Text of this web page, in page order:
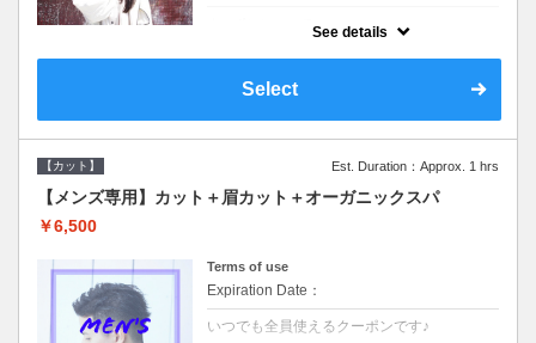
ら修復し美髪へと導く最新4stepトリートメ
ント☆内側からしっかり修復したい方に♪
See details
Select
【カット】 Est. Duration：Approx. 1 hrs
【メンズ専用】カット＋眉カット＋オーガニックスパ
￥6,500
Terms of use
Expiration Date：
いつでも全員使えるクーポンです♪